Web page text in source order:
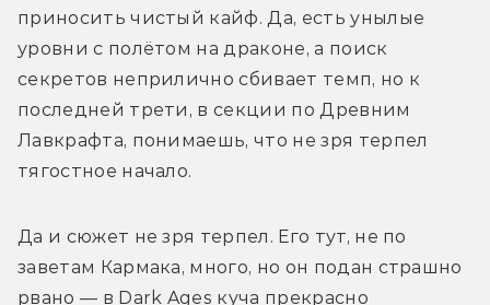
приносить чистый кайф. Да, есть унылые
уровни с полётом на драконе, а поиск
секретов неприлично сбивает темп, но к
последней трети, в секции по Древним
Лавкрафта, понимаешь, что не зря терпел
тягостное начало.
Да и сюжет не зря терпел. Его тут, не по
заветам Кармака, много, но он подан страшно
рвано — в Dark Ages куча прекрасно